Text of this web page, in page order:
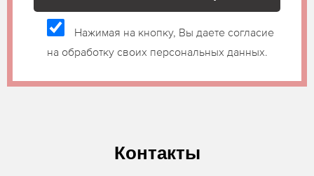
Нажимая на кнопку, Вы даете согласие
на обработку своих персональных данных.
Контакты